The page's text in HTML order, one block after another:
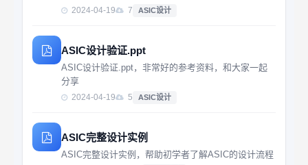
2024-04-19 7 ASIC设计
ASIC设计验证.ppt
ASIC设计验证.ppt，非常好的参考资料，和大家一起
分享
2024-04-19 5 ASIC设计
ASIC完整设计实例
ASIC完整设计实例，帮助初学者了解ASIC的设计流程